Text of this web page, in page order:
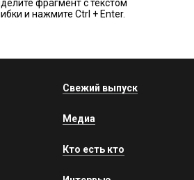
фрагмент с текстом
и нажмите Ctrl + Enter.
Свежий выпуск
Медиа
Кто есть кто